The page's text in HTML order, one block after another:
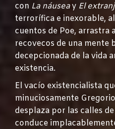
con La náuseay El
terrorífica e inexorable,
cuentos de Poe, arrastra
recovecos de una mente
decepcionada de la vida
existencia.
El vacío existencialista
minuciosamente
desplaza por las calles
conduce